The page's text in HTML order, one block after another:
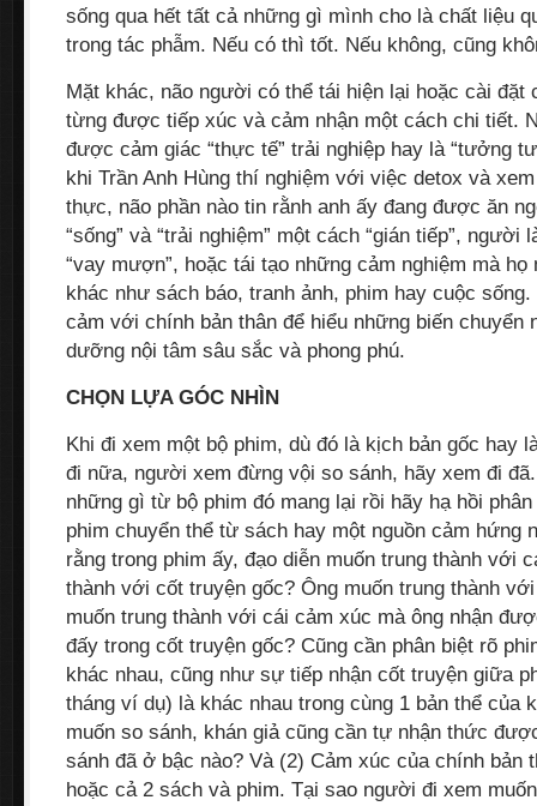
sống qua hết tất cả những gì mình cho là chất liệu
trong tác phẫm. Nếu có thì tốt. Nếu không, cũng
Mặt khác, não người có thể tái hiện lại hoặc cài đặt
từng được tiếp xúc và cảm nhận một cách chi tiết.
được cảm giác “thực tế” trải nghiệp hay là “tưởng
khi Trần Anh Hùng thí nghiệm với việc detox và
thực, não phần nào tin rằnh anh ấy đang được ăn
“sống” và “trải nghiệm” một cách “gián tiếp”, người
“vay mượn”, hoặc tái tạo những cảm nghiệm mà
khác như sách báo, tranh ảnh, phim hay cuộc
cảm với chính bản thân để hiểu những biến chuyển
dưỡng nội tâm sâu sắc và phong phú.
CHỌN LỰA GÓC NHÌN
Khi đi xem một bộ phim, dù đó là kịch bản gốc hay
đi nữa, người xem đừng vội so sánh, hãy xem đi
những gì từ bộ phim đó mang lại rồi hãy hạ hồi
phim chuyển thể từ sách hay một nguồn cảm hứng
rằng trong phim ấy, đạo diễn muốn trung thành với
thành với cốt truyện gốc? Ông muốn trung thành
muốn trung thành với cái cảm xúc mà ông nhận
đấy trong cốt truyện gốc? Cũng cần phân biệt rõ
khác nhau, cũng như sự tiếp nhận cốt truyện giữa
tháng ví dụ) là khác nhau trong cùng 1 bản thể của
muốn so sánh, khán giả cũng cần tự nhận thức
sánh đã ở bậc nào? Và (2) Cảm xúc của chính bản
hoặc cả 2 sách và phim. Tại sao người đi xem